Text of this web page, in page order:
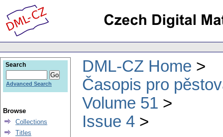
DML-CZ Home
Časopis pro
Volume 51
Issue 4
Search
Advanced Search
Browse
Collections
Titles